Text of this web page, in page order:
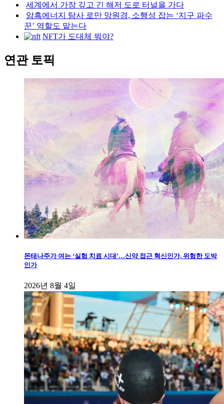
세계에서 가장 깊고 긴 해저 도로 터널을 가다
암흑에너지 탐사 로만 망원경, 소행성 잡는 ‘지구 파수
꾼’ 역할도 맡는다
NFT가 도대체 뭐야?
연관 토픽
몬태나주가 여는 ‘실험 치료 시대’…신약 접근 혁신인가, 위험한 도박
인가
2026년 8월 4일